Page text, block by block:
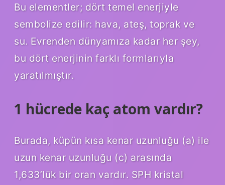
Bu elementler; dört temel enerjiyle
sembolize edilir: hava, ateş, toprak ve
su. Evrenden dünyamıza kadar her şey,
bu dört enerjinin farklı formlarıyla
yaratılmıştır.
1 hücrede kaç atom vardır?
Burada, küpün kısa kenar uzunluğu (a) ile
uzun kenar uzunluğu (c) arasında
1,633’lük bir oran vardır. SPH kristal